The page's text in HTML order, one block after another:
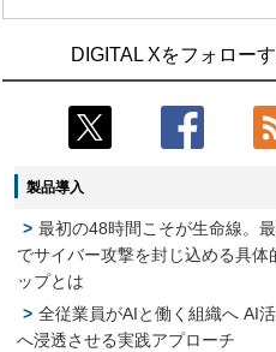
けたAIシステムを本格稼働
近大病院と中外製薬、治験参
れに電子カルテとAI技術を使
3
歩行ロボット利用を検証
4
【COMPUTEX 2026：Arm編
社製造で鍵を握る台湾サプラ
ン、英Armが連携を強調
仮想化技術を使う統合基盤を
鹿島建設、鋼管柱へのコンク
時の異常を検出するAIを遠隔
3
めているのか【第25回】
4
製造業の現場の暗黙知を組織
するためのナレッジ管理基盤
提供
DIGITAL Xをフォロー
製品導入
最初の48時間こそが生命線。
でサイバー攻撃を封じ込める具体
ップとは
全従業員がAIと働く組織へ AI
へ浸透させる実践アプローチ